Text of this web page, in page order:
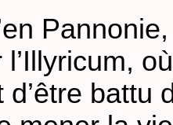
d’être battu